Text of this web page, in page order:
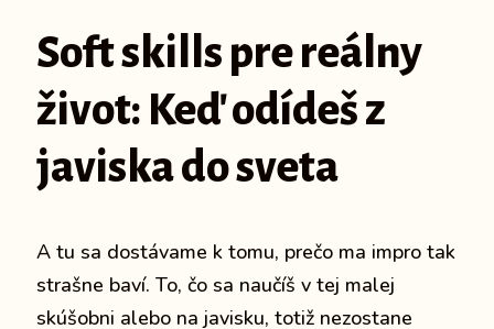
Soft skills pre reálny
život: Keď odídeš z
javiska do sveta
A tu sa dostávame k tomu, prečo ma impro tak
strašne baví. To, čo sa naučíš v tej malej
skúšobni alebo na javisku, totiž nezostane